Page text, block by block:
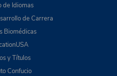
de Idiomas
de Carrera
Biomédicas
y Títulos
Confucio